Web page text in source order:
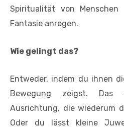
Spiritualität von
Fantasie anregen.
Wie gelingt das?
Entweder, indem du ihnen
Bewegung zeigst.
Ausrichtung, die wiederum
Oder du lässt kleine